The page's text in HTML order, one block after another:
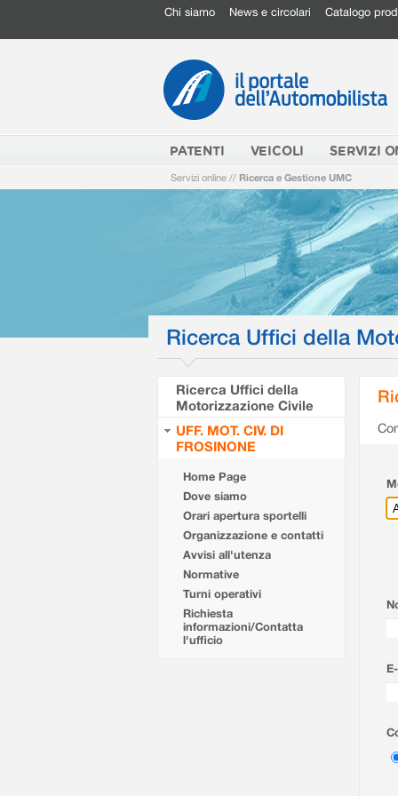
Chi siamo News e circolari Catalogo
PATENTI VEICOLI SERVIZI
Servizi online // Ricerca e Gestione UMC
Ricerca Uffici della
Ricerca Uffici della
Motorizzazione Civile
UFF. MOT. CIV. DI
FROSINONE
Home Page
Dove siamo
Orari apertura sportelli
Organizzazione e contatti
Avvisi all'utenza
Normative
Turni operativi
Richiesta
informazioni/Contatta
l'ufficio